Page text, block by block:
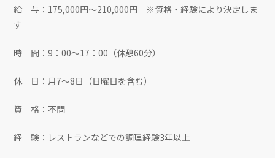
給 与：175,000円～210,000円 ※資格・経験により決定しま
す
時 間：9：00～17：00（休憩60分）
休 日：月7～8日（日曜日を含む）
資 格：不問
経 験：レストランなどでの調理経験3年以上